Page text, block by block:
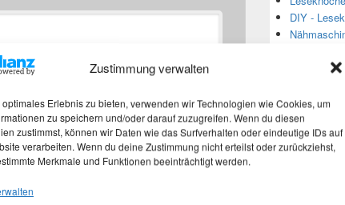
Zustimmung verwalten
optimales Erlebnis zu bieten, verwenden wir Technologien wie Cookies, um
zu speichern und/oder darauf zuzugreifen. Wenn du diesen
zustimmst, können wir Daten wie das Surfverhalten oder eindeutige IDs auf
verarbeiten. Wenn du deine Zustimmung nicht erteilst oder zurückziehst,
Merkmale und Funktionen beeinträchtigt werden.
DIY -
Stefan
Martinazu